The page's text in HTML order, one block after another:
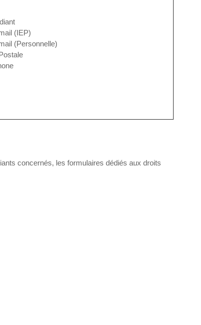
(IEP)
(Personnelle)
concernés, les formulaires dédiés aux droits